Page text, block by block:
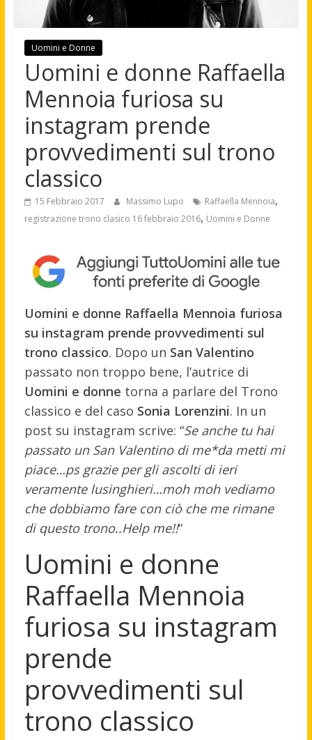
Uomini e Donne
Uomini e donne Raffaella
Mennoia furiosa su
instagram prende
provvedimenti sul trono
classico
15 Febbraio 2017 Massimo Lupo Raffaella Mennoia,
registrazione trono clasico 16 febbraio 2016, Uomini e Donne
Uomini e donne Raffaella Mennoia furiosa
su instagram prende provvedimenti sul
trono classico. Dopo un San Valentino
passato non troppo bene, l’autrice di
Uomini e donne torna a parlare del Trono
classico e del caso Sonia Lorenzini. In un
post su instagram scrive: “Se anche tu hai
passato un San Valentino di me*da metti mi
piace…ps grazie per gli ascolti di ieri
veramente lusinghieri…moh moh vediamo
che dobbiamo fare con ciò che me rimane
di questo trono..Help me!!“
Uomini e donne
Raffaella Mennoia
furiosa su instagram
prende
provvedimenti sul
trono classico